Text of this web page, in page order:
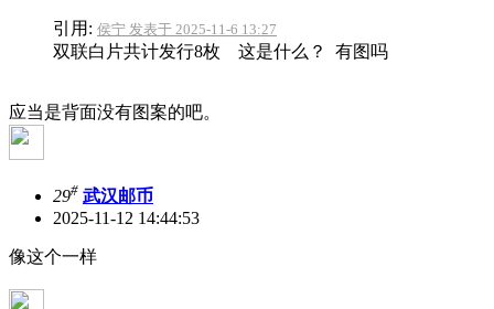
引用: 侯宁 发表于 2025-11-6 13:27
双联白片共计发行8枚 这是什么？ 有图吗
应当是背面没有图案的吧。
29# 武汉邮币
2025-11-12 14:44:53
像这个一样